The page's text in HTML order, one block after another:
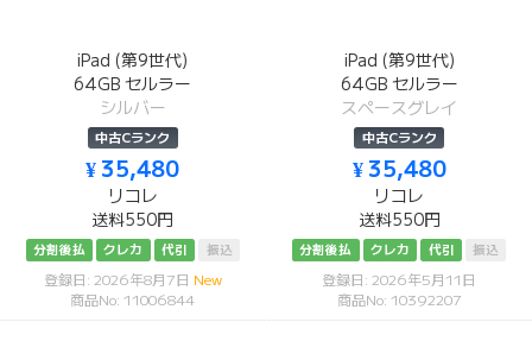
iPad (第9世代)
64GB セルラー
シルバー
中古Cランク
¥ 35,480
リコレ
送料550円
分割後払 クレカ 代引 振込
登録日: 2026年8月7日 New
商品No: 11006844
iPad (第9世代)
64GB セルラー
スペースグレイ
中古Cランク
¥ 35,480
リコレ
送料550円
分割後払 クレカ 代引 振込
登録日: 2026年5月11日
商品No: 10392207